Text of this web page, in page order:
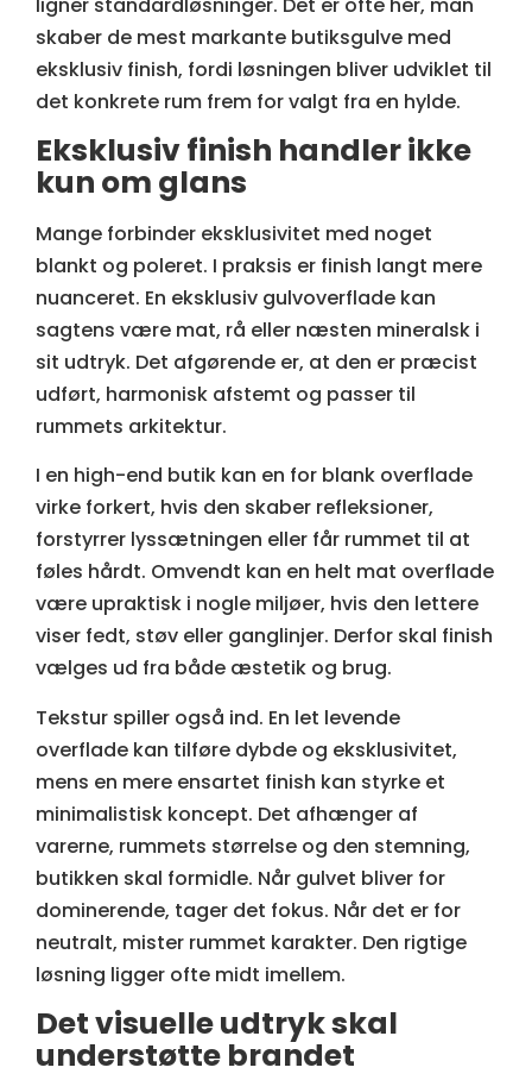
skaber de mest markante butiksgulve med
eksklusiv finish, fordi løsningen bliver udviklet til
det konkrete rum frem for valgt fra en hylde.
Eksklusiv finish handler ikke
kun om glans
Mange forbinder eksklusivitet med noget
blankt og poleret. I praksis er finish langt mere
nuanceret. En eksklusiv gulvoverflade kan
sagtens være mat, rå eller næsten mineralsk i
sit udtryk. Det afgørende er, at den er præcist
udført, harmonisk afstemt og passer til
rummets arkitektur.
I en high-end butik kan en for blank overflade
virke forkert, hvis den skaber refleksioner,
forstyrrer lyssætningen eller får rummet til at
føles hårdt. Omvendt kan en helt mat overflade
være upraktisk i nogle miljøer, hvis den lettere
viser fedt, støv eller ganglinjer. Derfor skal finish
vælges ud fra både æstetik og brug.
Tekstur spiller også ind. En let levende
overflade kan tilføre dybde og eksklusivitet,
mens en mere ensartet finish kan styrke et
minimalistisk koncept. Det afhænger af
varerne, rummets størrelse og den stemning,
butikken skal formidle. Når gulvet bliver for
dominerende, tager det fokus. Når det er for
neutralt, mister rummet karakter. Den rigtige
løsning ligger ofte midt imellem.
Det visuelle udtryk skal
understøtte brandet